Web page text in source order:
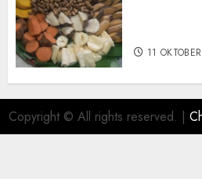
11
Copyright © All rights reserved. |